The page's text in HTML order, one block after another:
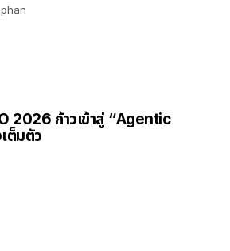
2026 ก้าวเข้าสู่ “Agentic
ต็มตัว